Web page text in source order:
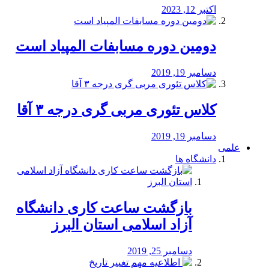
اکتبر 12, 2023
دومین دوره مسابفات المپیاد است
دسامبر 19, 2019
کلاس تئوری مربی گری درجه ۳ آقا
دسامبر 19, 2019
علمی
دانشگاه ها
بازگشت ساعت کاری دانشگاه
آزاد اسلامی استان البرز
دسامبر 25, 2019